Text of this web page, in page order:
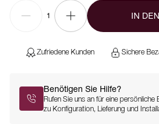
1 IN
Zufriedene Kunden Sichere
Benötigen Sie Hilfe?
Rufen Sie uns an für eine persönliche
zu Konfiguration, Lieferung und